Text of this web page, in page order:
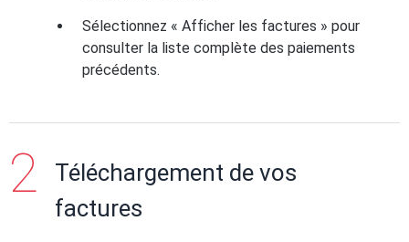
Sélectionnez « Afficher les factures » pour
consulter la liste complète des paiements
précédents.
Téléchargement de vos
factures